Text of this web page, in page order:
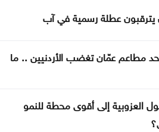
ويعلن ارتباطه بفنانة مصرية
غير محدودة لمستخدمي
يترقبون عطلة رسمية في آب
مطاعم عمّان تغضب الأردنيين .. ما
العزوبية إلى أقوى محطة للنمو